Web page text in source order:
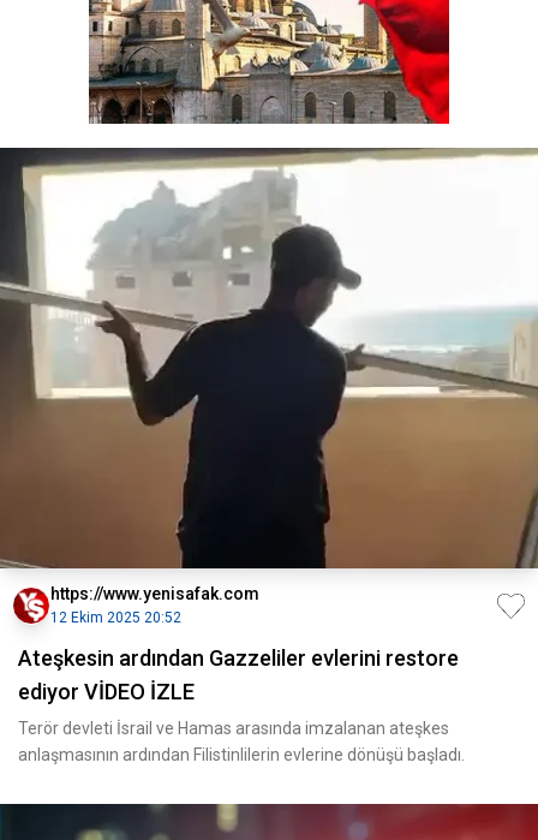
https://www.yenisafak.com
12 Ekim 2025 20:52
Ateşkesin ardından Gazzeliler evlerini restore
ediyor VİDEO İZLE
Terör devleti İsrail ve Hamas arasında imzalanan ateşkes
anlaşmasının ardından Filistinlilerin evlerine dönüşü başladı.